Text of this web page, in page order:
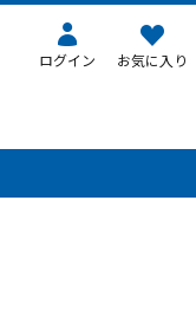
ログイン お気に入り